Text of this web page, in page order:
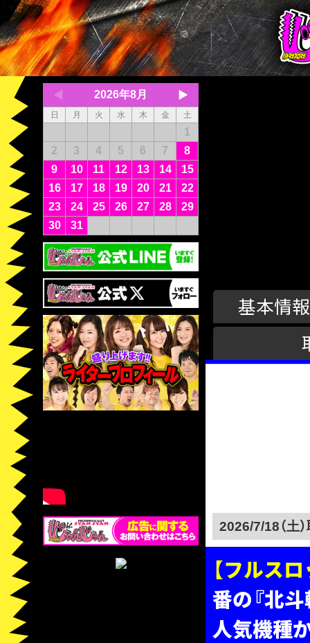
2026年8月
日 月 火 水 木 金 土
1
2
3 4 5 6 7
8
9
10 11 12 13 14
15
16
17 18 19 20 21
22
23
24 25 26 27 28
29
30
31
基本情報
2026/7/18（土）
【フルス
番の『北
人気機種